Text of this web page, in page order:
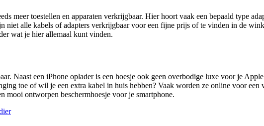
meer toestellen en apparaten verkrijgbaar. Hier hoort vaak een bepaald type
niet alle kabels of adapters verkrijgbaar voor een fijne prijs of te vinden in de
wat je hier allemaal kunt vinden.
Naast een iPhone oplader is een hoesje ook geen overbodige luxe voor je
toe of wil je een extra kabel in huis hebben? Vaak worden ze online voor een
mooi ontworpen beschermhoesje voor je smartphone.